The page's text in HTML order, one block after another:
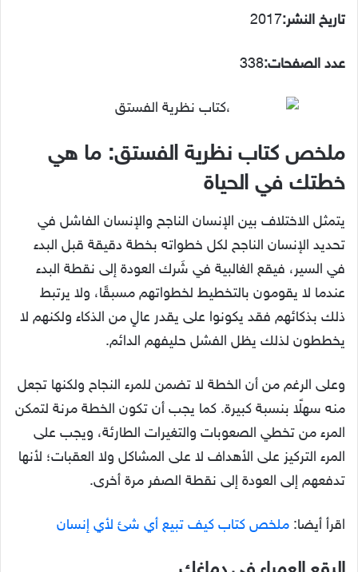
تاريخ النشر:2017
عدد الصفحات:338
ملخص كتاب نظرية الفستق: ما هي
خطتك في الحياة
يتمثل الاختلاف بين الإنسان الناجح والإنسان الفاشل في
تحديد الإنسان الناجح لكل خطواته بخطة دقيقة قبل البدء
في السير، فيقع الغالبية في شَرك العودة إلى نقطة البدء
عندما لا يقومون بالتخطيط لخطواتهم مسبقًا، ولا يرتبط
ذلك بذكائهم فقد يكونوا على يقدر عالٍ من الذكاء ولكنهم لا
يخططون لذلك يظل الفشل حليفهم الدائم.
وعلى الرغم من أن الخطة لا تضمن للمرء النجاح ولكنها تجعل
منه سهلًا بنسبة كبيرة. كما يجب أن تكون الخطة مرنة لتمكن
المرء من تخطي الصعوبات والتغيرات الطارئة، ويجب على
المرء التركيز على الأهداف لا على المشاكل ولا العقبات؛ لأنها
تدفعهم إلى العودة إلى نقطة الصفر مرة أخرى.
اقرأ أيضا: ملخص كتاب كيف تبيع أي شئ لأي إنسان